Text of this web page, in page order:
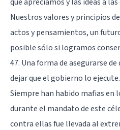
Nuestros valores y principios
actos y pensamientos, un
posible sólo si logramos
47. Una forma de asegurarse
dejar que el gobierno lo ejecute.
Siempre han habido mafias en
durante el mandato de este
contra ellas fue llevada al